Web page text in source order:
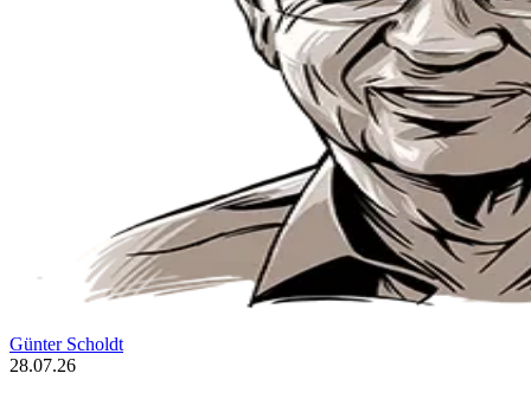
Günter Scholdt
28.07.26